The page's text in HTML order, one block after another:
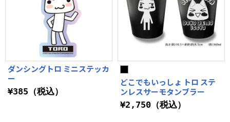
ダンシングトロ ミニステッカ
ー
¥385（税込）
どこでもいっしょ トロ ステ
ンレスサーモタンブラー
¥2,750（税込）